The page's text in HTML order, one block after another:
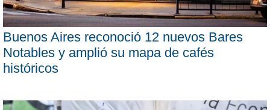
Buenos Aires reconoció 12 nuevos Bares
Notables y amplió su mapa de cafés
históricos